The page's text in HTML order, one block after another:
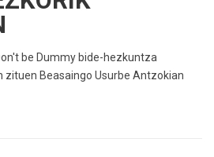
be Dummy bide-hezkuntza
zituen Beasaingo Usurbe Antzokian